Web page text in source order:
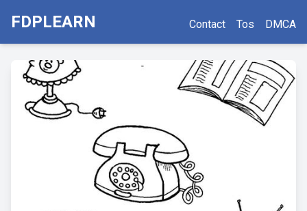
FDPLEARN Contact Tos DMCA